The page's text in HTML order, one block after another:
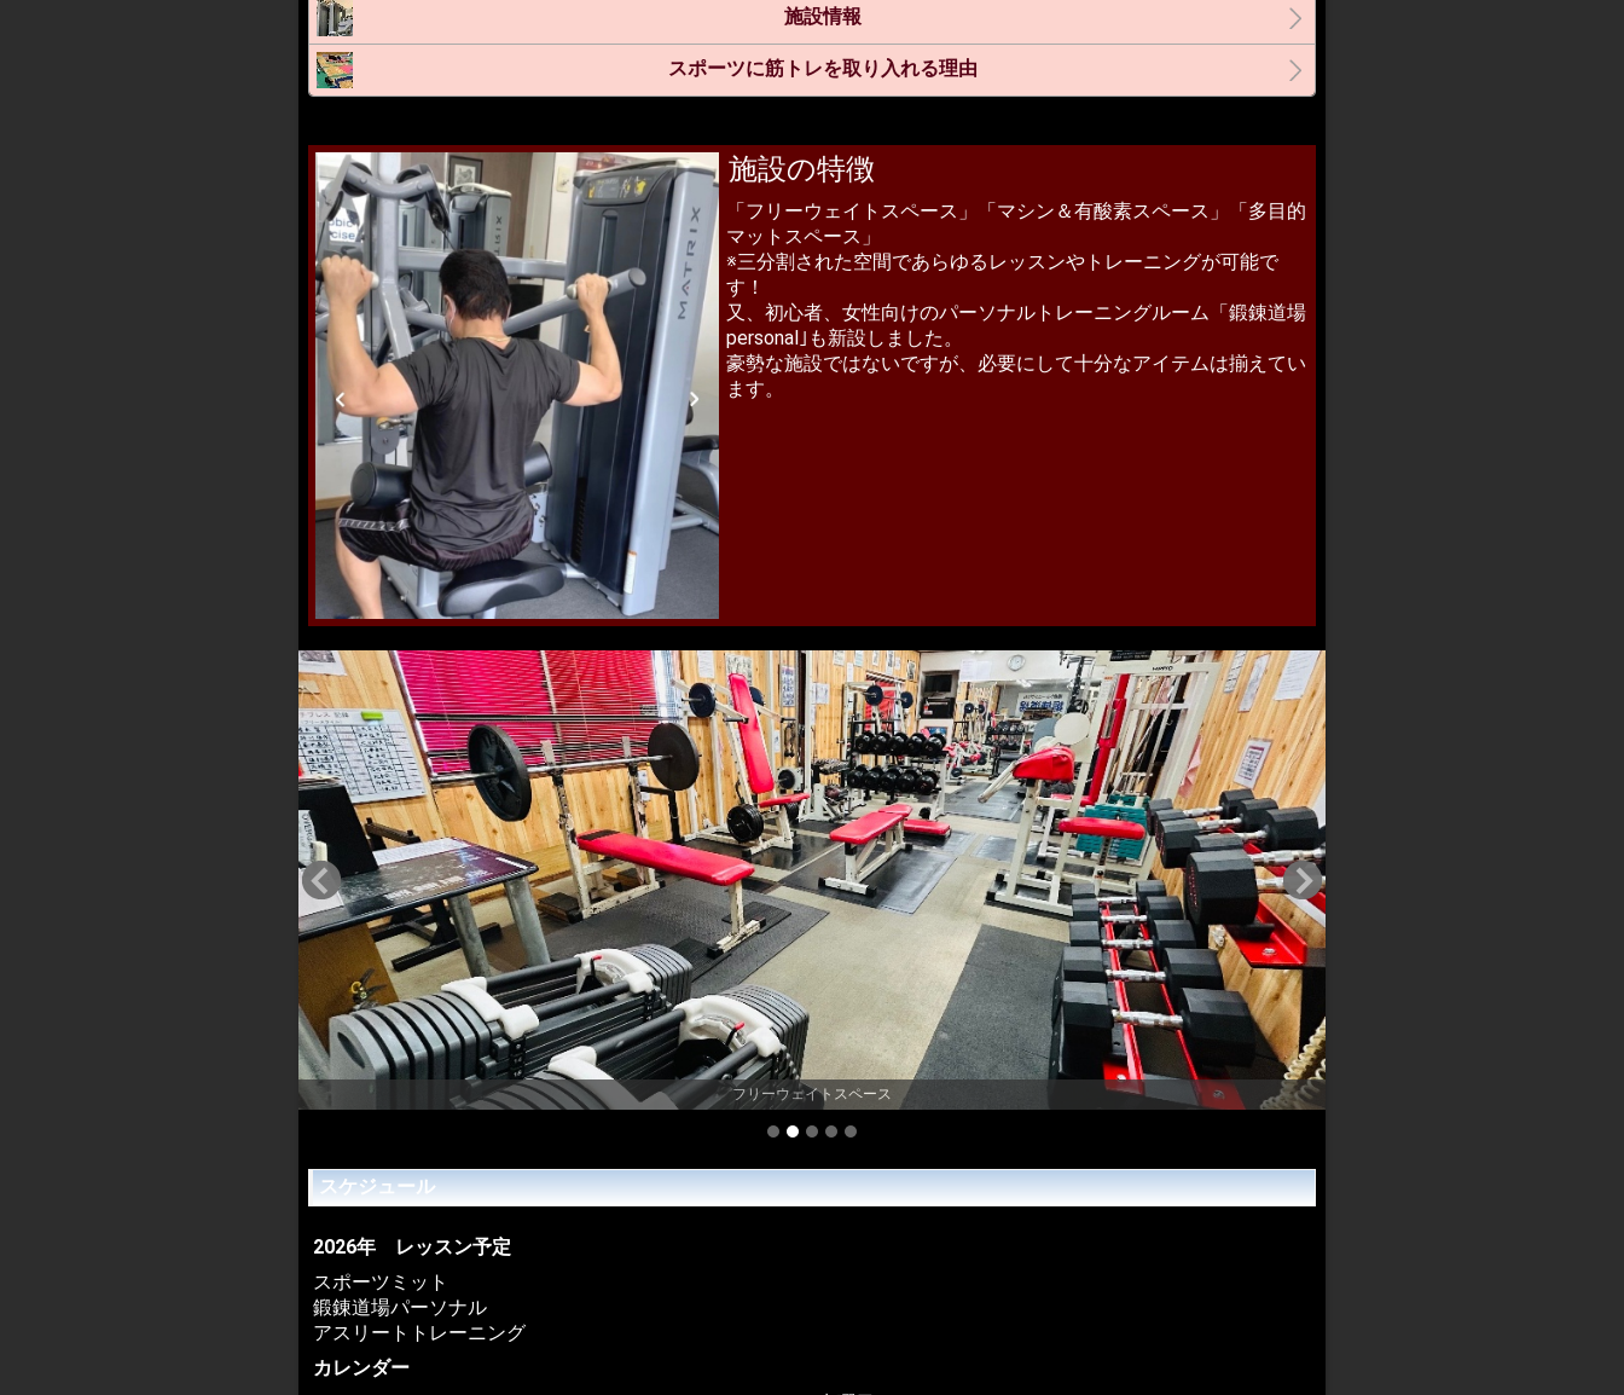
施設情報
スポーツに筋トレを取り入れる理由
施設の特徴
「フリーウェイトスペース」「マシン＆有酸素スペース」「多目的
マットスペース」
※三分割された空間であらゆるレッスンやトレーニングが可能で
す！
又、初心者、女性向けのパーソナルトレーニングルーム「鍛錬道場
personal｣も新設しました。
豪勢な施設ではないですが、必要にして十分なアイテムは揃えてい
ます。
パーソナルルーム
スケジュール
2026年 レッスン予定
スポーツミット
鍛錬道場パーソナル
アスリートトレーニング
カレンダー